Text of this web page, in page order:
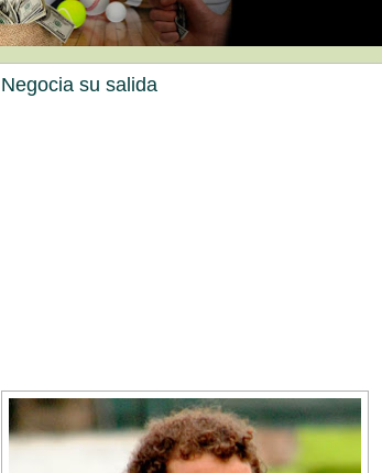
Negocia su salida